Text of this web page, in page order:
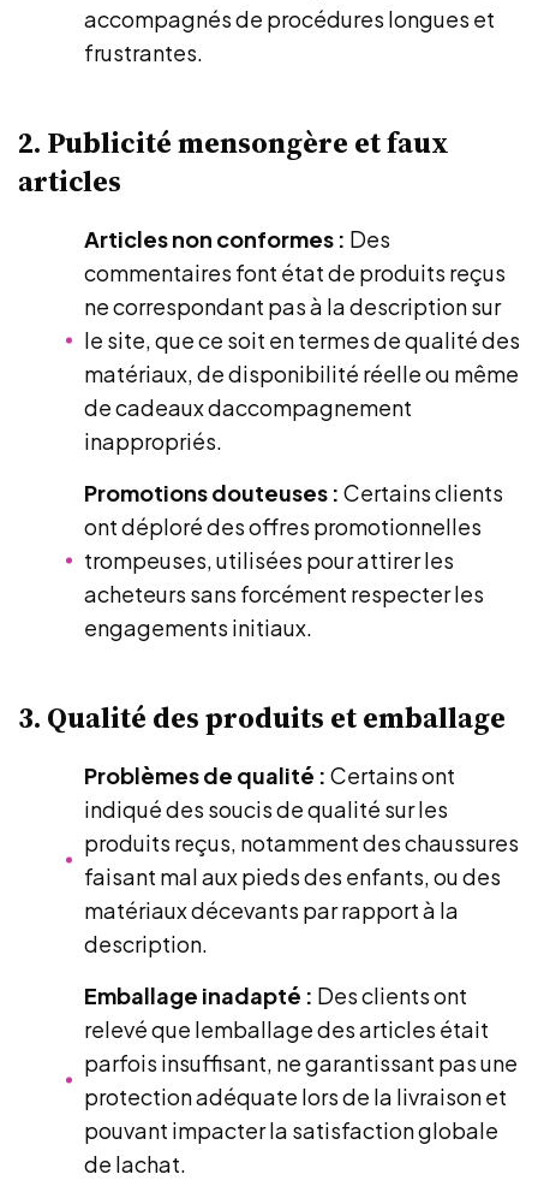
accompagnés de procédures longues et
frustrantes.
2. Publicité mensongère et faux
articles
Articles non conformes : Des
commentaires font état de produits reçus
ne correspondant pas à la description sur
le site, que ce soit en termes de qualité des
matériaux, de disponibilité réelle ou même
de cadeaux daccompagnement
inappropriés.
Promotions douteuses : Certains clients
ont déploré des offres promotionnelles
trompeuses, utilisées pour attirer les
acheteurs sans forcément respecter les
engagements initiaux.
3. Qualité des produits et emballage
Problèmes de qualité : Certains ont
indiqué des soucis de qualité sur les
produits reçus, notamment des chaussures
faisant mal aux pieds des enfants, ou des
matériaux décevants par rapport à la
description.
Emballage inadapté : Des clients ont
relevé que lemballage des articles était
parfois insuffisant, ne garantissant pas une
protection adéquate lors de la livraison et
pouvant impacter la satisfaction globale
de lachat.